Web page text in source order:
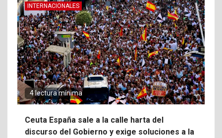
INTERNACIONALES
4 lectura mínima
Ceuta España sale a la calle harta del
discurso del Gobierno y exige soluciones a la